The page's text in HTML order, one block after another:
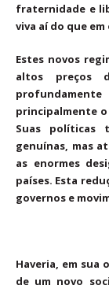
fraternidade e
viva aí do que
Estes novos
altos preços
principalmente o
Suas políticas
genuínas, mas
as enormes
países. Esta
governos e
Haveria, em sua
de um novo